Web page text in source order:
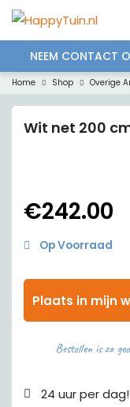
NEEM CONTACT
Home Shop Overige
Wit net 200
€242.00
Op Voorraad
Plaats in mijn
Bestellen is zo
24 uur per